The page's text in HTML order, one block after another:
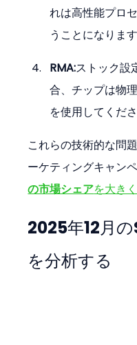
れは高性能プロ
うことになります
RMA:ストック設
合、チップは物
を使用してくださ
これらの技術的な問
ーケティングキャン
の市場シェアを大き
2025年12月
を分析する